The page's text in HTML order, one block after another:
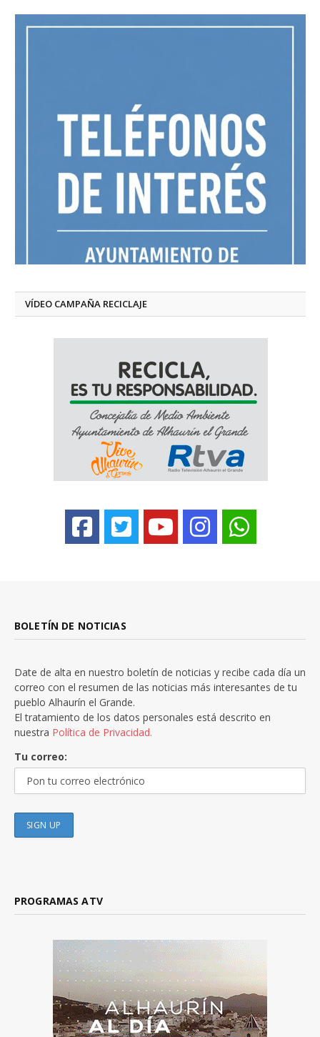
VÍDEO CAMPAÑA RECICLAJE
BOLETÍN DE NOTICIAS
Date de alta en nuestro boletín de noticias y recibe cada día un
correo con el resumen de las noticias más interesantes de tu
pueblo Alhaurín el Grande.
El tratamiento de los datos personales está descrito en
nuestra Política de Privacidad.
Tu correo:
PROGRAMAS ATV